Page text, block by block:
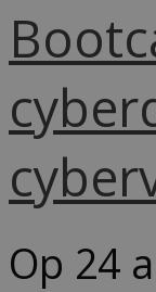
Op 24